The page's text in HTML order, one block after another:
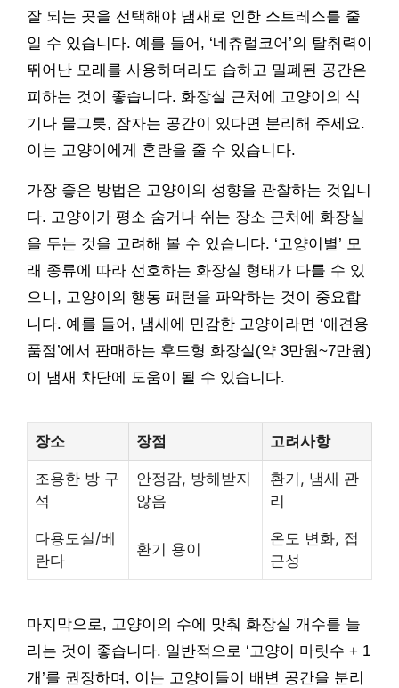
잘 되는 곳을 선택해야 냄새로 인한 스트레스를 줄
일 수 있습니다. 예를 들어, ‘네츄럴코어’의 탈취력이
뛰어난 모래를 사용하더라도 습하고 밀폐된 공간은
피하는 것이 좋습니다. 화장실 근처에 고양이의 식
기나 물그릇, 잠자는 공간이 있다면 분리해 주세요.
이는 고양이에게 혼란을 줄 수 있습니다.
가장 좋은 방법은 고양이의 성향을 관찰하는 것입니
다. 고양이가 평소 숨거나 쉬는 장소 근처에 화장실
을 두는 것을 고려해 볼 수 있습니다. ‘고양이별’ 모
래 종류에 따라 선호하는 화장실 형태가 다를 수 있
으니, 고양이의 행동 패턴을 파악하는 것이 중요합
니다. 예를 들어, 냄새에 민감한 고양이라면 ‘애견용
품점’에서 판매하는 후드형 화장실(약 3만원~7만원)
이 냄새 차단에 도움이 될 수 있습니다.
장소 장점 고려사항
조용한 방 구
석
안정감, 방해받지
않음
환기, 냄새 관
리
다용도실/베
란다
환기 용이
온도 변화, 접
근성
마지막으로, 고양이의 수에 맞춰 화장실 개수를 늘
리는 것이 좋습니다. 일반적으로 ‘고양이 마릿수 + 1
개’를 권장하며, 이는 고양이들이 배변 공간을 분리